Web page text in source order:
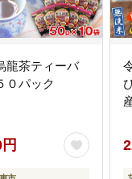
龍茶ティーバ
パック